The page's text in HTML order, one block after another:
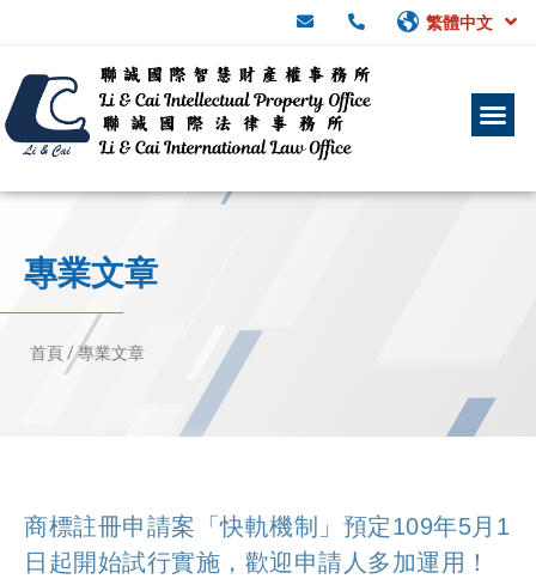
繁體中文
專業文章
首頁 / 專業文章
商標註冊申請案「快軌機制」預定109年5月1
日起開始試行實施，歡迎申請人多加運用！